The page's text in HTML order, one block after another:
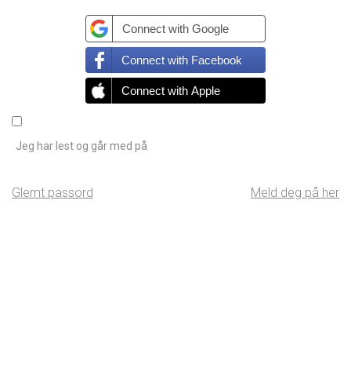
Connect with Google
Connect with Facebook
Connect with Apple
Jeg har lest og går med på
Glemt passord Meld deg på her